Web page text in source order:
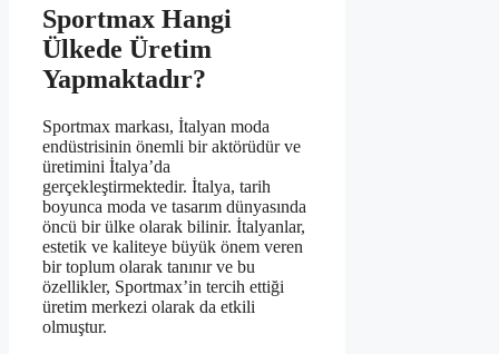
Sportmax Hangi
Ülkede Üretim
Yapmaktadır?
Sportmax markası, İtalyan moda
endüstrisinin önemli bir aktörüdür ve
üretimini İtalya’da
gerçekleştirmektedir. İtalya, tarih
boyunca moda ve tasarım dünyasında
öncü bir ülke olarak bilinir. İtalyanlar,
estetik ve kaliteye büyük önem veren
bir toplum olarak tanınır ve bu
özellikler, Sportmax’in tercih ettiği
üretim merkezi olarak da etkili
olmuştur.